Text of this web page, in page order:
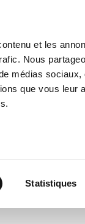
et les
Nous
médias
que vous leur
Statistiques